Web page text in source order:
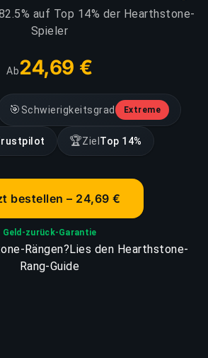
auf Top 14% der Hearthstone-
Spieler
Ab24,69 €
🎯 Schwierigkeitsgrad Extreme
🏆Ziel Top 14%
bestellen – 24,69 €
Geld-zurück-Garantie
Rängen?Lies den Hearthstone-
Rang-Guide